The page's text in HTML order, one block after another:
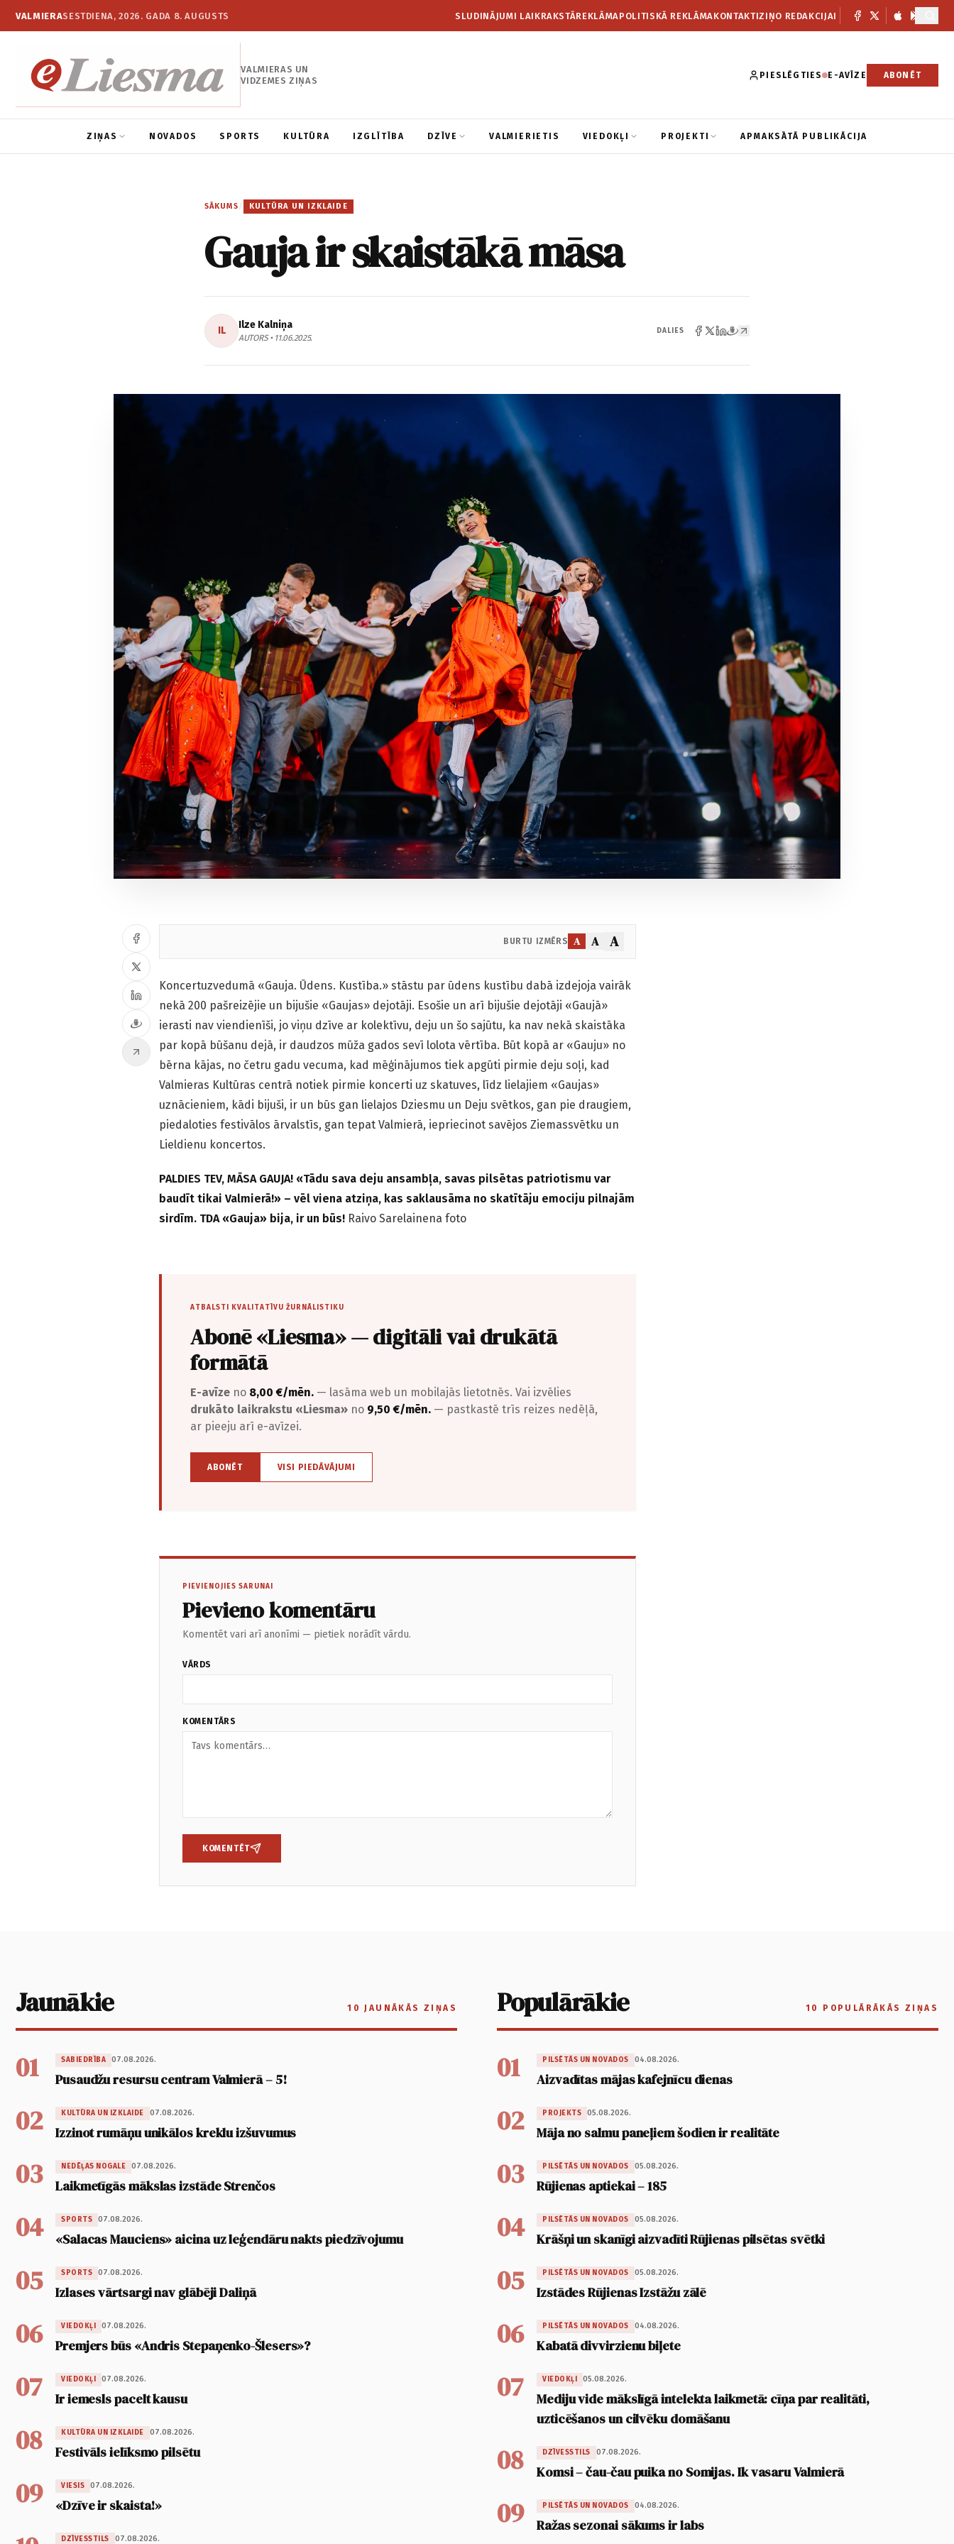
VALMIERASESTDIENA, 2026. GADA 8. AUGUSTS SLUDINĀJUMI LAIKRAKSTĀREKLĀMAPOLITISKĀ REKLĀMAKONTAKTIZIŅO REDAKCIJAI
VALMIERAS UN
VIDZEMES ZIŅAS
PIESLĒGTIES E-AVĪZE ABONĒT
ZIŅAS NOVADOS SPORTS KULTŪRA IZGLĪTĪBA DZĪVE VALMIERIETIS VIEDOKĻI PROJEKTI APMAKSĀTĀ PUBLIKĀCIJA
SĀKUMS / KULTŪRA UN IZKLAIDE
Gauja ir skaistākā māsa
IL Ilze Kalniņa
AUTORS • 11.06.2025.
DALIES
BURTU IZMĒRS A A A
Koncertuzvedumā «Gauja. Ūdens. Kustība.» stāstu par ūdens kustību dabā izdejoja vairāk
nekā 200 pašreizējie un bijušie «Gaujas» dejotāji. Esošie un arī bijušie dejotāji «Gaujā»
ierasti nav viendienīši, jo viņu dzīve ar kolektīvu, deju un šo sajūtu, ka nav nekā skaistāka
par kopā būšanu dejā, ir daudzos mūža gados sevī lolota vērtība. Būt kopā ar «Gauju» no
bērna kājas, no četru gadu vecuma, kad mēģinājumos tiek apgūti pirmie deju soļi, kad
Valmieras Kultūras centrā notiek pirmie koncerti uz skatuves, līdz lielajiem «Gaujas»
uznācieniem, kādi bijuši, ir un būs gan lielajos Dziesmu un Deju svētkos, gan pie draugiem,
piedaloties festivālos ārvalstīs, gan tepat Valmierā, iepriecinot savējos Ziemassvētku un
Lieldienu koncertos.
PALDIES TEV, MĀSA GAUJA! «Tādu sava deju ansambļa, savas pilsētas patriotismu var
baudīt tikai Valmierā!» – vēl viena atziņa, kas saklausāma no skatītāju emociju pilnajām
sirdīm. TDA «Gauja» bija, ir un būs! Raivo Sarelainena foto
ATBALSTI KVALITATĪVU ŽURNĀLISTIKU
Abonē «Liesma» — digitāli vai drukātā
formātā
E-avīze no 8,00 €/mēn. — lasāma web un mobilajās lietotnēs. Vai izvēlies
drukāto laikrakstu «Liesma» no 9,50 €/mēn. — pastkastē trīs reizes nedēļā,
ar pieeju arī e-avīzei.
ABONĒT VISI PIEDĀVĀJUMI
PIEVIENOJIES SARUNAI
Pievieno komentāru
Komentēt vari arī anonīmi — pietiek norādīt vārdu.
VĀRDS
KOMENTĀRS
KOMENTĒT
Jaunākie 10 JAUNĀKĀS ZIŅAS
01 SABIEDRĪBA 07.08.2026.
Pusaudžu resursu centram Valmierā – 5!
02 KULTŪRA UN IZKLAIDE 07.08.2026.
Izzinot rumāņu unikālos kreklu izšuvumus
03 NEDĒĻAS NOGALE 07.08.2026.
Laikmetīgās mākslas izstāde Strenčos
04 SPORTS 07.08.2026.
«Salacas Mauciens» aicina uz leģendāru nakts piedzīvojumu
05 SPORTS 07.08.2026.
Izlases vārtsargi nav glābēji Daliņā
06 VIEDOKĻI 07.08.2026.
Premjers būs «Andris Stepaņenko-Šlesers»?
07 VIEDOKĻI 07.08.2026.
Ir iemesls pacelt kausu
08 KULTŪRA UN IZKLAIDE 07.08.2026.
Festivāls ielīksmo pilsētu
09 VIESIS 07.08.2026.
«Dzīve ir skaista!»
DZĪVESSTILS 07.08.2026.
Populārākie 10 POPULĀRĀKĀS ZIŅAS
01 PILSĒTĀS UN NOVADOS 04.08.2026.
Aizvadītas mājas kafejnīcu dienas
02 PROJEKTS 05.08.2026.
Māja no salmu paneļiem šodien ir realitāte
03 PILSĒTĀS UN NOVADOS 05.08.2026.
Rūjienas aptiekai – 185
04 PILSĒTĀS UN NOVADOS 05.08.2026.
Krāšņi un skanīgi aizvadīti Rūjienas pilsētas svētki
05 PILSĒTĀS UN NOVADOS 05.08.2026.
Izstādes Rūjienas Izstāžu zālē
06 PILSĒTĀS UN NOVADOS 04.08.2026.
Kabatā divvirzienu biļete
07 VIEDOKĻI 05.08.2026.
Mediju vide mākslīgā intelekta laikmetā: cīņa par realitāti,
uzticēšanos un cilvēku domāšanu
08 DZĪVESSTILS 07.08.2026.
Komsi – čau-čau puika no Somijas. Ik vasaru Valmierā
09 PILSĒTĀS UN NOVADOS 04.08.2026.
Ražas sezonai sākums ir labs